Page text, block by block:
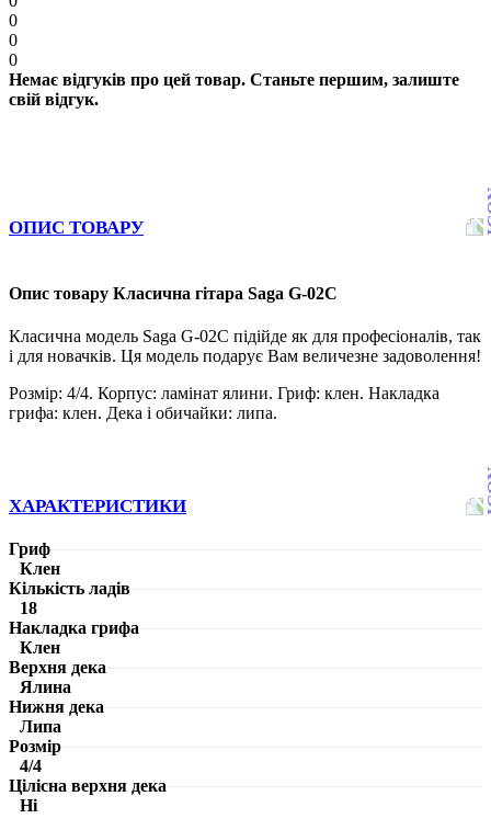
0
0
0
Немає відгуків про цей товар. Станьте першим, залиште
свій відгук.
ОПИС ТОВАРУ
Опис товару Класична гітара Saga G-02С
Класична модель Saga G-02С підійде як для професіоналів, так
і для новачків. Ця модель подарує Вам величезне задоволення!
Розмір: 4/4. Корпус: ламінат ялини. Гриф: клен. Накладка
грифа: клен. Дека і обичайки: липа.
ХАРАКТЕРИСТИКИ
Гриф
Клен
Кількість ладів
18
Накладка грифа
Клен
Верхня дека
Ялина
Нижня дека
Липа
Розмір
4/4
Цілісна верхня дека
Ні